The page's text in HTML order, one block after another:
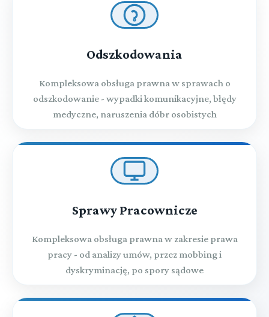
Odszkodowania
Kompleksowa obsługa prawna w sprawach o
odszkodowanie - wypadki komunikacyjne, błędy
medyczne, naruszenia dóbr osobistych
Sprawy Pracownicze
Kompleksowa obsługa prawna w zakresie prawa
pracy - od analizy umów, przez mobbing i
dyskryminację, po spory sądowe